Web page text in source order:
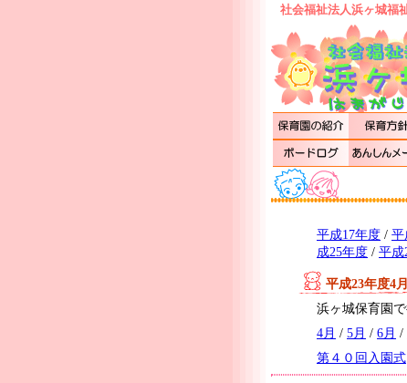
社会福祉法人浜ヶ城福
平成17年度 / 平
成25年度 / 平成
平成23年度4
浜ヶ城保育園
4月 / 5月 / 6月 /
第４０回入園式